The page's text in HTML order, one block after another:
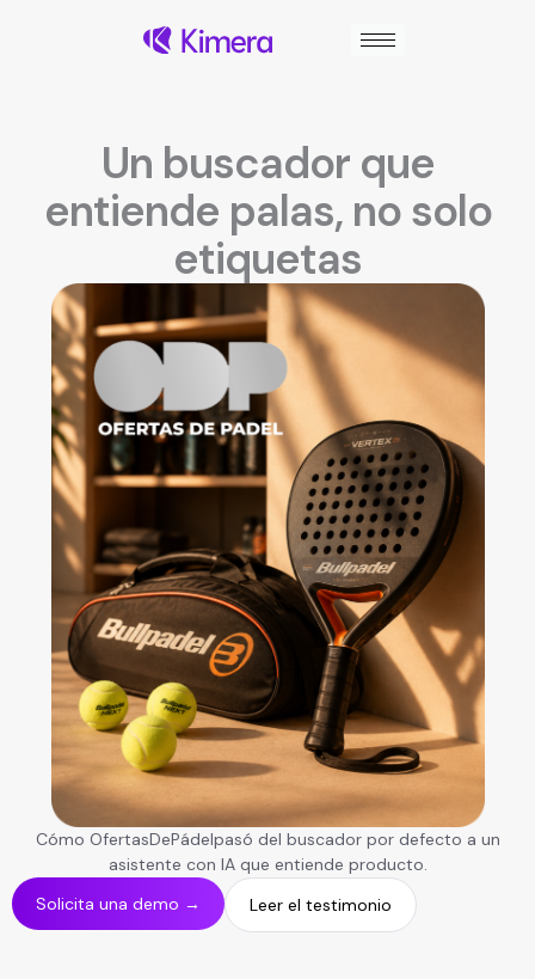
Un buscador que
entiende palas, no solo
etiquetas
Cómo OfertasDePádelpasó del buscador por defecto a un
asistente con IA que entiende producto.
Solicita una demo →
Leer el testimonio